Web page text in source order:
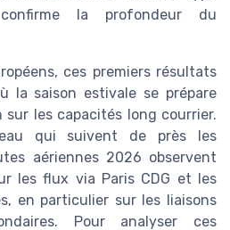
la profondeur du
ces premiers résultats
la saison estivale se prépare
les capacités long courrier.
qui suivent de près les
aériennes 2026 observent
les flux via Paris CDG et les
en particulier sur les liaisons
Pour analyser ces